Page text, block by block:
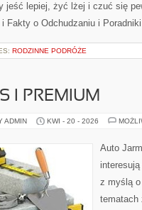
jeść lepiej, żyć lżej i czuć się
Fakty o Odchudzaniu i
RODZINNE PODRÓŻE
I PREMIUM
ADMIN KWI - 20 - 2026
Auto
z myślą
tematach